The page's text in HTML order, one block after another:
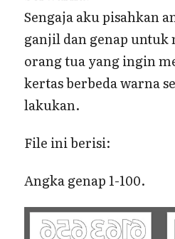
Sengaja aku pisahkan
ganjil dan genap untuk
orang tua yang ingin
kertas berbeda warna
lakukan.
File ini berisi:
Angka genap 1-100.